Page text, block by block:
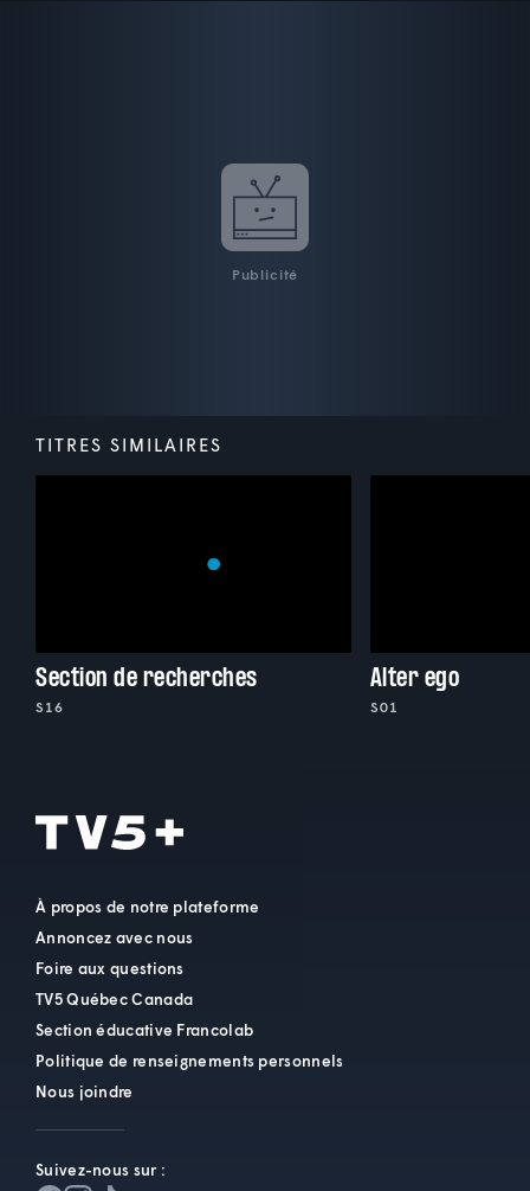
Publicité
TITRES SIMILAIRES
Section de recherches
S16
Alter ego
S01
À propos de notre plateforme
Annoncez avec nous
Foire aux questions
TV5 Québec Canada
Section éducative Francolab
Politique de renseignements personnels
Nous joindre
Suivez-nous sur :